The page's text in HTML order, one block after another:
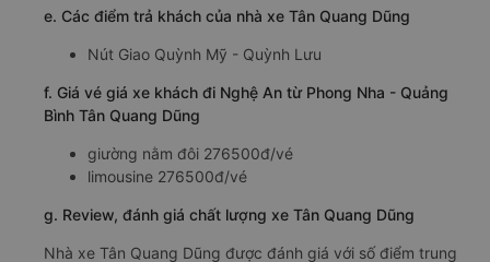
e. Các điểm trả khách của nhà xe Tân Quang Dũng
Nút Giao Quỳnh Mỹ - Quỳnh Lưu
f. Giá vé giá xe khách đi Nghệ An từ Phong Nha - Quảng
Bình Tân Quang Dũng
giường nằm đôi 276500đ/vé
limousine 276500đ/vé
g. Review, đánh giá chất lượng xe Tân Quang Dũng
Nhà xe Tân Quang Dũng được đánh giá với số điểm trung